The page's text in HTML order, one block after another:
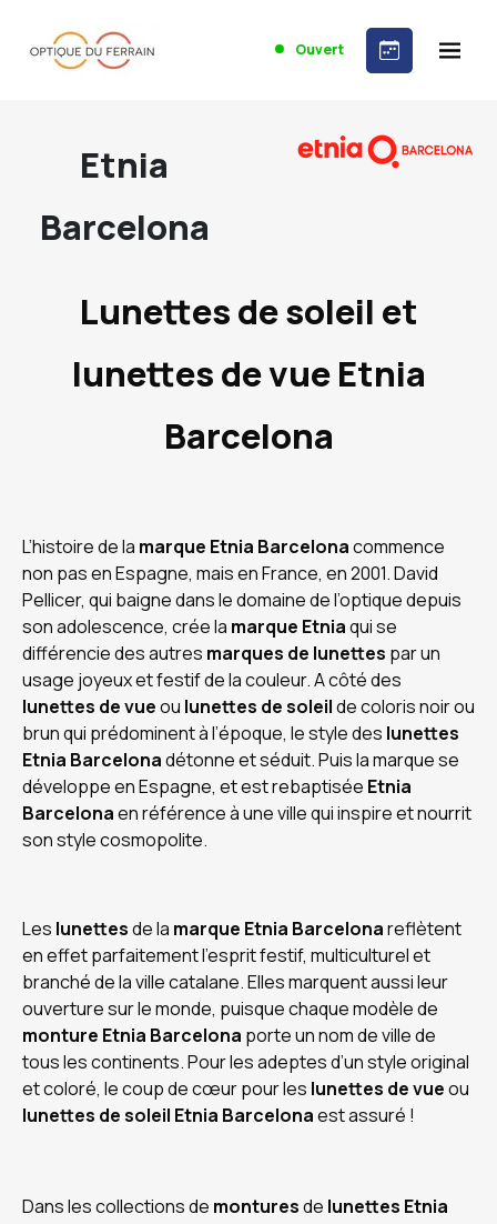
Ouvert
Etnia
Barcelona
Lunettes de soleil et
lunettes de vue Etnia
Barcelona
L’histoire de la marque Etnia Barcelonacommence
non pas en Espagne, mais en France, en 2001. David
Pellicer, qui baigne dans le domaine de l’optique depuis
son adolescence, crée la marque Etniaqui se
différencie des autres marques de lunettes par un
usage joyeux et festif de la couleur. A côté des
lunettes de vueou lunettes de soleilde coloris noir ou
brun qui prédominent à l’époque, le style des lunettes
Etnia Barcelonadétonne et séduit. Puis la marque se
développe en Espagne, et est rebaptisée Etnia
Barcelonaen référence à une ville qui inspire et nourrit
son style cosmopolite.
Les lunettesde la marque Etnia Barcelonareflètent
en effet parfaitement l’esprit festif, multiculturel et
branché de la ville catalane. Elles marquent aussi leur
ouverture sur le monde, puisque chaque modèle de
monture Etnia Barcelona porte un nom de ville de
tous les continents. Pour les adeptes d’un style original
et coloré, le coup de cœur pour les lunettes de vueou
lunettes de soleil Etnia Barcelonaest assuré !
Dans les collections de monturesde lunettes Etnia